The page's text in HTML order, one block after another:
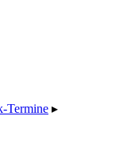
Termine ▸